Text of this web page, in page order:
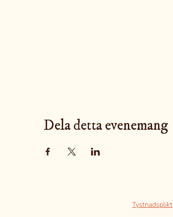
Dela detta evenemang
Tystnadsplikt